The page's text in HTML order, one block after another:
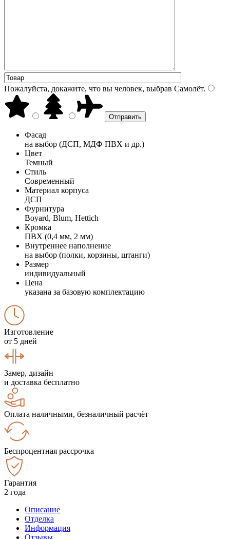
Пожалуйста, докажите, что вы человек, выбрав Самолёт.
Фасад
на выбор (ДСП, МДФ ПВХ и др.)
Цвет
Темный
Стиль
Современный
Материал корпуса
ДСП
Фурнитура
Boyard, Blum, Hettich
Кромка
ПВХ (0,4 мм, 2 мм)
Внутреннее наполнение
на выбор (полки, корзины, штанги)
Размер
индивидуальный
Цена
указана за базовую комплектацию
Изготовление
от 5 дней
Замер, дизайн
и доставка бесплатно
Оплата наличными, безналичный расчёт
Беспроцентная рассрочка
Гарантия
2 года
Описание
Отделка
Информация
Отзывы